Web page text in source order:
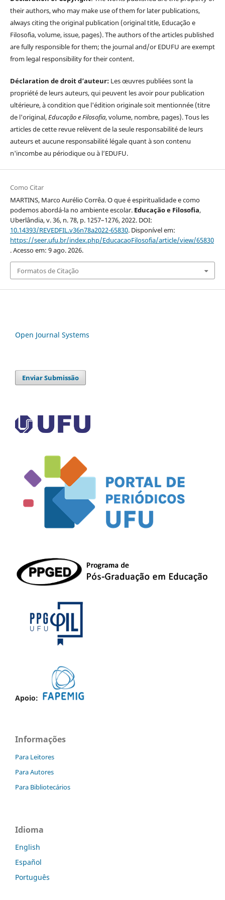
their authors, who may make use of them for later publications,
always citing the original publication (original title, Educação e
Filosofia, volume, issue, pages). The authors of the articles published
are fully responsible for them; the journal and/or EDUFU are exempt
from legal responsibility for their content.
Déclaration de droit d’auteur: Les œuvres publiées sont la
propriété de leurs auteurs, qui peuvent les avoir pour publication
ultérieure, à condition que l'édition originale soit mentionnée (titre
de l'original,Educação e Filosofia, volume, nombre, pages). Tous les
articles de cette revue relèvent de la seule responsabilité de leurs
auteurs et aucune responsabilité légale quant à son contenu
n'incombe au périodique ou à l’EDUFU.
Como Citar
MARTINS, Marco Aurélio Corrêa. O que é espiritualidade e como
podemos abordá-la no ambiente escolar. Educação e Filosofia,
Uberlândia, v. 36, n. 78, p. 1257–1276, 2022. DOI:
10.14393/REVEDFIL.v36n78a2022-65830. Disponível em:
https://seer.ufu.br/index.php/EducacaoFilosofia/article/view/65830
. Acesso em: 9 ago. 2026.
Formatos de Citação
Open Journal Systems
Enviar Submissão
Apoio:
Informações
Para Leitores
Para Autores
Para Bibliotecários
Idioma
English
Español
Português